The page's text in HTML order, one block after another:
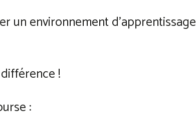
un environnement d’apprentissage
!
: